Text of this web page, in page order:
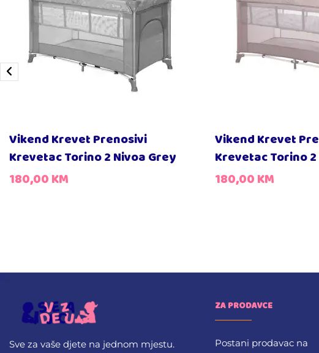
Vikend Krevet Prenosivi
Krevetac Torino 2 Nivoa Grey
180,00KM
Vikend Krevet
Krevetac Torino
180,00KM
Sve za vaše djete na jednom mjestu.
ZA PRODAVCE
Postani prodavac na